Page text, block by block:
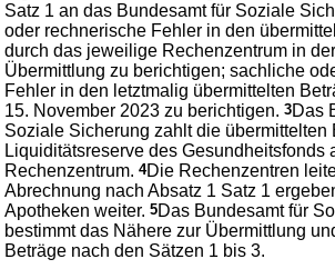
Satz 1 an das Bundesamt für Soziale
oder rechnerische Fehler in den
durch das jeweilige Rechenzentrum in
Übermittlung zu berichtigen; sachliche
Fehler in den letztmalig übermittelten
15. November 2023 zu berichtigen.3Das
Soziale Sicherung zahlt die übermittelten
Liquiditätsreserve des Gesundheitsfonds
Rechenzentrum.4Die Rechenzentren
Abrechnung nach Absatz 1 Satz 1
Apotheken weiter.5Das Bundesamt für
bestimmt das Nähere zur Übermittlung
Beträge nach den Sätzen 1 bis 3.